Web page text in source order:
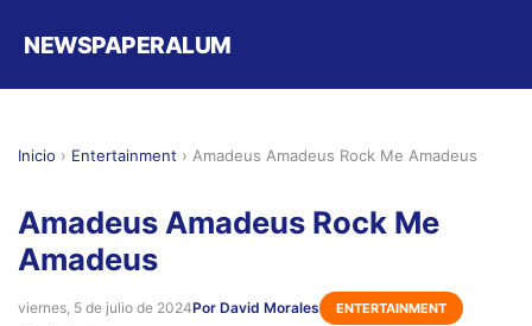
NEWSPAPERALUM
Inicio › Entertainment › Amadeus Amadeus Rock Me Amadeus
Amadeus Amadeus Rock Me
Amadeus
viernes, 5 de julio de 2024Por David Morales ENTERTAINMENT